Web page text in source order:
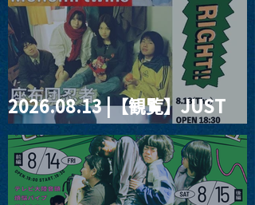
2026.08.13 |【観覧】JUST
RIGHT!! vol.26